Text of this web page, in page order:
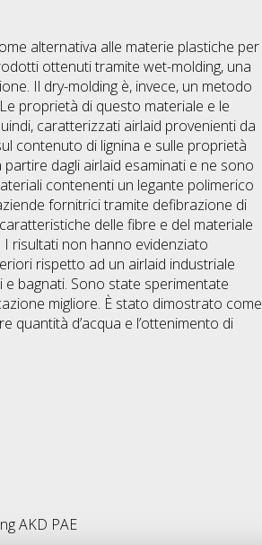
alternativa alle materie plastiche per
ottenuti tramite wet-molding, una
Il dry-molding è, invece, un metodo
proprietà di questo materiale e le
caratterizzati airlaid provenienti da
contenuto di lignina e sulle proprietà
dagli airlaid esaminati e ne sono
contenenti un legante polimerico
fornitrici tramite defibrazione di
delle fibre e del materiale
risultati non hanno evidenziato
rispetto ad un airlaid industriale
bagnati. Sono state sperimentate
migliore. È stato dimostrato come
quantità d’acqua e l’ottenimento di
AKD PAE